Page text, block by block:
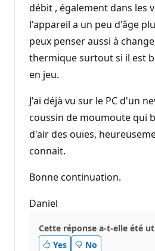
débit , également dans les
l'appareil a un peu d'âge
peux penser aussi à
thermique surtout si il est
en jeu.
J'ai déjà vu sur le PC d'un
coussin de moumoute qui
d'air des ouïes,
connait.
Bonne continuation.
Daniel
Cette réponse a-t-elle été
Yes
No